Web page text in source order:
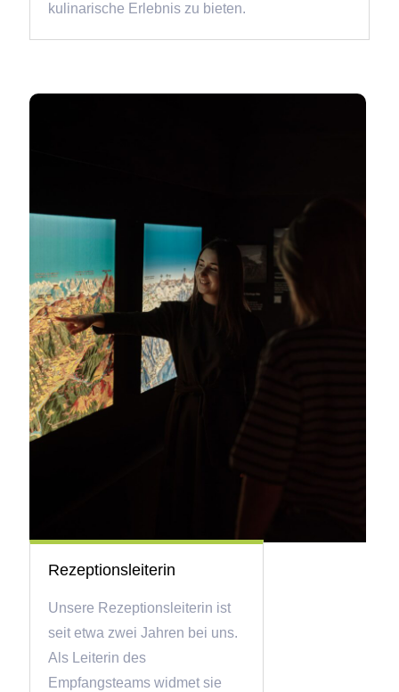
kulinarische Erlebnis zu bieten.
Rezeptionsleiterin
Unsere Rezeptionsleiterin ist
seit etwa zwei Jahren bei uns.
Als Leiterin des
Empfangsteams widmet sie